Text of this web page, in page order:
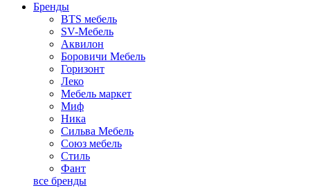
Бренды
BTS мебель
SV-Мебель
Аквилон
Боровичи Мебель
Горизонт
Леко
Мебель маркет
Миф
Ника
Сильва Мебель
Союз мебель
Стиль
Фант
все бренды